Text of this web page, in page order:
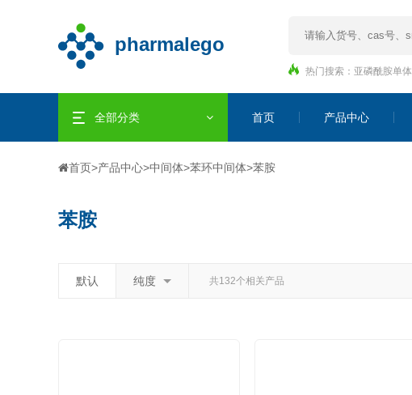
热门搜索： 亚磷酰胺单体
全部分类 首页 产品中心
首页>产品中心>中间体>苯环中间体>苯胺
苯胺
默认 纯度 共132个相关产品